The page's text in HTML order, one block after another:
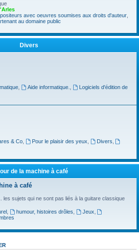
avec oeuvres soumises aux droits d'auteur,
au domaine public
Divers
, Aide informatique.
Logiciels d'édition de
& Co, Pour le plaisir des yeux Divers
de la machine à café
à café
les sujets qui ne sont pas liés à la guitare classique
, humour, histoires drôles Jeux